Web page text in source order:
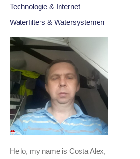
Technologie & Internet
Waterfilters & Watersystemen
Hello, my name is Costa Alex,